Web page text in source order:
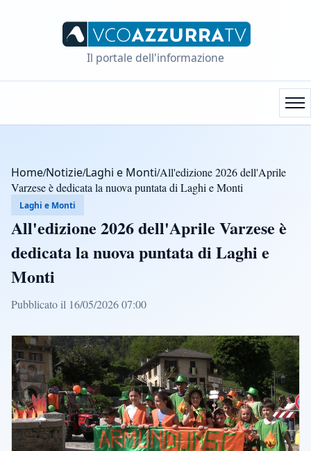
Il portale dell'informazione
Home/Notizie/Laghi e Monti/All'edizione 2026 dell'Aprile
Varzese è dedicata la nuova puntata di Laghi e Monti
Laghi e Monti
All'edizione 2026 dell'Aprile Varzese è
dedicata la nuova puntata di Laghi e
Monti
Pubblicato il 16/05/2026 07:00